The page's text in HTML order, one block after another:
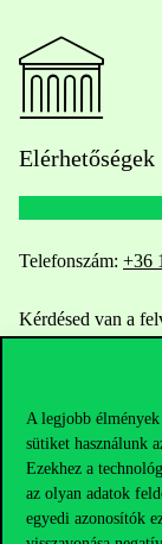
A legjobb
sütiket használunk
Ezekhez a
az olyan adatok
egyedi azonosítók
Elérhetőségek
Telefonszám: +36
Kérdésed van a
HUB jelenlegi
Sajtó:press@uni-